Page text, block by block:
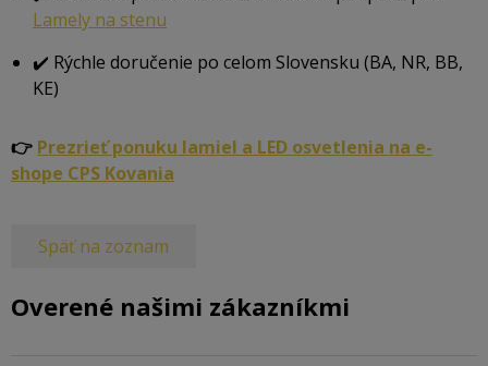
Lamely na stenu
✔️ Rýchle doručenie po celom Slovensku (BA, NR, BB,
KE)
👉 Prezrieť ponuku lamiel a LED osvetlenia na e-
shope CPS Kovania
Späť na zoznam
Overené našimi zákazníkmi